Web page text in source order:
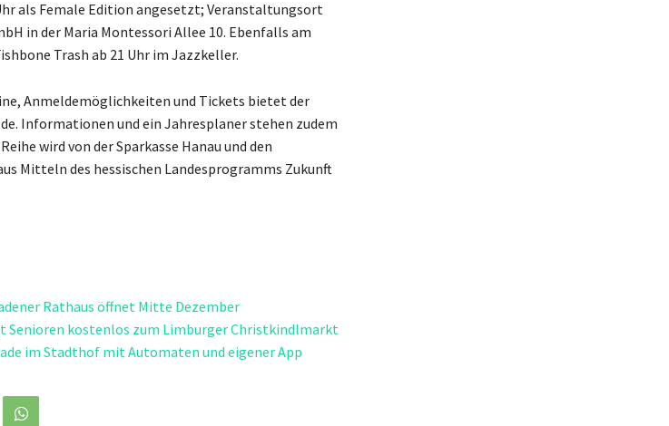
als Female Edition angesetzt; Veranstaltungsort
in der Maria Montessori Allee 10. Ebenfalls am
Trash ab 21 Uhr im Jazzkeller.
Anmeldemöglichkeiten und Tickets bietet der
Informationen und ein Jahresplaner stehen zudem
wird von der Sparkasse Hanau und den
Mitteln des hessischen Landesprogramms Zukunft
Rathaus öffnet Mitte Dezember
kostenlos zum Limburger Christkindlmarkt
im Stadthof mit Automaten und eigener App